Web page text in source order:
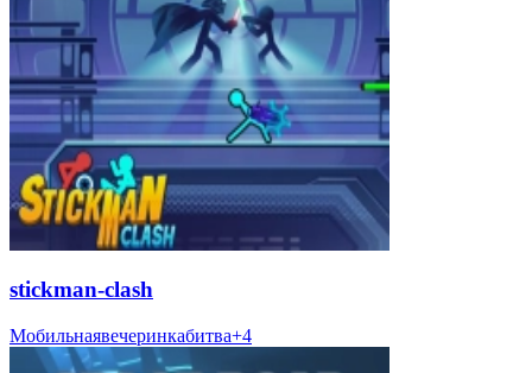
stickman-clash
Мобильнаявечеринкабитва+4